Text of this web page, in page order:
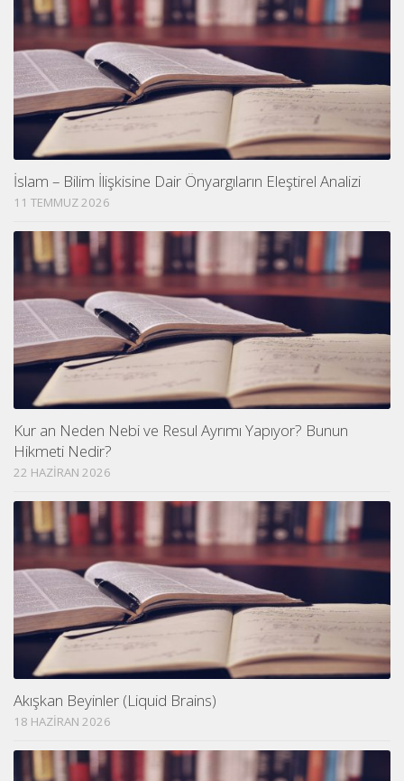
İslam – Bilim İlişkisine Dair Önyargıların Eleştirel Analizi
11 TEMMUZ 2026
Kur an Neden Nebi ve Resul Ayrımı Yapıyor? Bunun
Hikmeti Nedir?
22 HAZIRAN 2026
Akışkan Beyinler (Liquid Brains)
18 HAZIRAN 2026